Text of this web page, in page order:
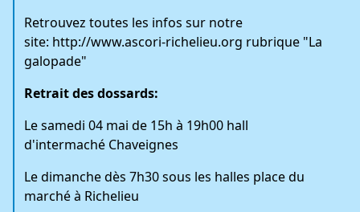
Retrouvez toutes les infos sur notre
site: http://www.ascori-richelieu.org rubrique "La
galopade"
Retrait des dossards:
Le samedi 04 mai de 15h à 19h00 hall
d'intermaché Chaveignes
Le dimanche dès 7h30 sous les halles place du
marché à Richelieu